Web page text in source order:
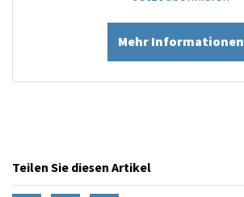
Mehr Informationen
Teilen Sie diesen Artikel